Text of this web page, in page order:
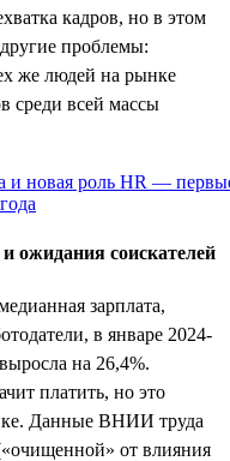
кадров, но в этом
проблемы:
же людей на рынке
среди всей массы
ожидания соискателей
зарплата,
в январе 2024-
на 26,4%.
платить, но это
Данные ВНИИ труда
от влияния